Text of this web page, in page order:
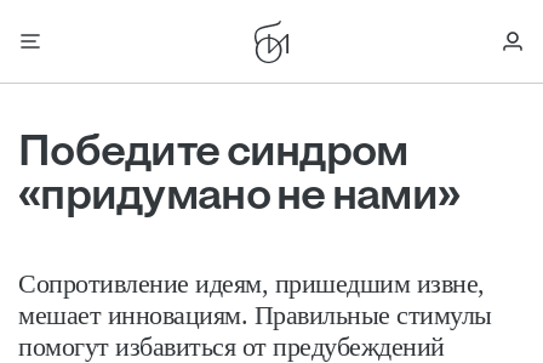
Победите синдром
«придумано не нами»
Сопротивление идеям, пришедшим извне,
мешает инновациям. Правильные стимулы
помогут избавиться от предубеждений